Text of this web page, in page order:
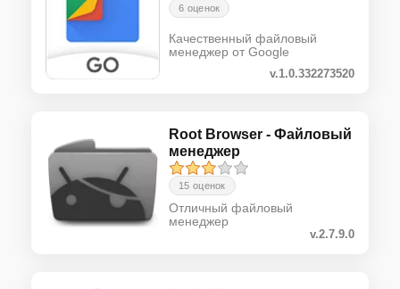
6 оценок
Качественный файловый
менеджер от Google
v.1.0.332273520
Root Browser - Файловый
менеджер
15 оценок
Отличный файловый
менеджер
v.2.7.9.0